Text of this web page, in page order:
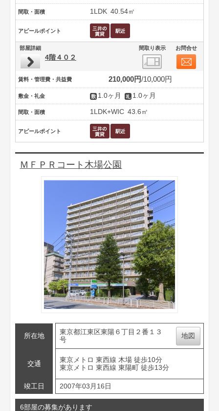
間取・面積 1LDK 40.54㎡
アピールポイント
部屋詳細 間取り表示 お問合せ
4階４０２
賃料・管理費・共益費 210,000円 10,000円
敷金・礼金 1.0ヶ月 1.0ヶ月
間取・面積 1LDK+WIC 43.6㎡
アピールポイント
ＭＦＰＲコート木場公園
所在地
東京都江東区東陽６丁目２番１３
号
地図
交通
東京メトロ 東西線 木場 徒歩10分
東京メトロ 東西線 東陽町 徒歩13分
竣工日 2007年03月16日
6部屋の募集があります